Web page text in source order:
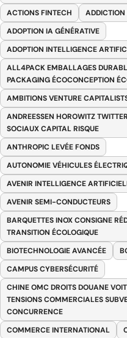
ACTIONS FINTECH
ADDICTION
ADOPTION IA GÉNÉRATIVE
ADOPTION INTELLIGENCE
ALL4PACK EMBALLAGES
PACKAGING ÉCOCONCEPTION
AMBITIONS VENTURE
ANDREESSEN HOROWITZ
SOCIAUX CAPITAL RISQUE
ANTHROPIC LEVÉE FONDS
AUTONOMIE VÉHICULES
AVENIR INTELLIGENCE
AVENIR SEMI-CONDUCTEURS
BARQUETTES INOX CONSIGNE
TRANSITION ÉCOLOGIQUE
BIOTECHNOLOGIE AVANCÉE
CAMPUS CYBERSÉCURITÉ
CHINE OMC DROITS DOUANE
TENSIONS COMMERCIALES
CONCURRENCE
COMMERCE INTERNATIONAL